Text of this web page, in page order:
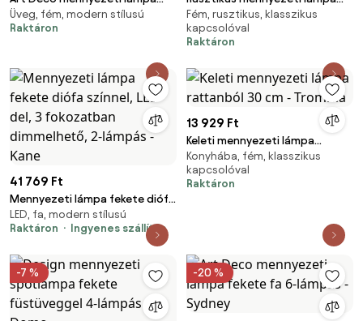
fekete füstüveggel - Busa
Üveg, fém, modern stílusú
Raktáron
rozsdabarna 26,5 IP44 - Bri
Fém, rusztikus, klasszikus
kapcsolóval
Raktáron
41 769 Ft
Mennyezeti lámpa fekete diófa
színnel, LED-del, 3 fokozatban
dimmelhető, 2-lámpás - Kane
LED, fa, modern stílusú
Raktáron
Ingyenes szállítás
13 929 Ft
Keleti mennyezeti lámpa
rattanból 30 cm - Tromma
Konyhába, fém, klasszikus
kapcsolóval
Raktáron
-7 % -20 %